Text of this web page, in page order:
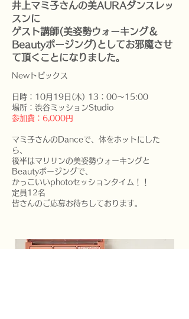
井上マミ子さんの美AURAダンスレッ
スンに
ゲスト講師(美姿勢ウォーキング＆
Beautyポージング)としてお邪魔させ
て頂くことになりました。
Newトピックス
日時：10月19日(木) 13：00～15:00
場所：渋谷ミッションStudio
参加費：6,000円
マミ子さんのDanceで、体をホットにした
ら、
後半はマリリンの美姿勢ウォーキングと
Beautyポージングで、
かっこいいphotoセッションタイム！！
定員12名
​皆さんのご応募お待ちしております。